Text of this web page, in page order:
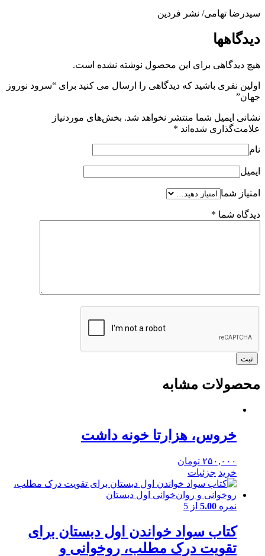
سیدرضا تهامی/ نشر فردین
دیدگاهها
هیچ دیدگاهی برای این محصول نوشته نشده است.
اولین نفری باشید که دیدگاهی را ارسال می کنید برای “سرود نوروز
جهان”
نشانی ایمیل شما منتشر نخواهد شد. بخش‌های موردنیاز
علامت‌گذاری شده‌اند *
نام
ایمیل
امتیاز شما
دیدگاه شما *
محصولات مشابه
خروس، هزارتا خونه داشت
۲۵۰,۰۰۰ تومان
خرید جزئیات
نمره 5.00 از 5
کتاب سواد خواندن اول دبستان برای
تقویت درک مطلب، روخوانی و